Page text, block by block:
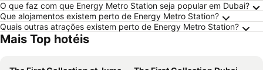
O que faz com que Energy Metro Station seja popular em Dubai?
Que alojamentos existem perto de Energy Metro Station?
Quais outras atrações existem perto de Energy Metro Station?
Mais Top hotéis